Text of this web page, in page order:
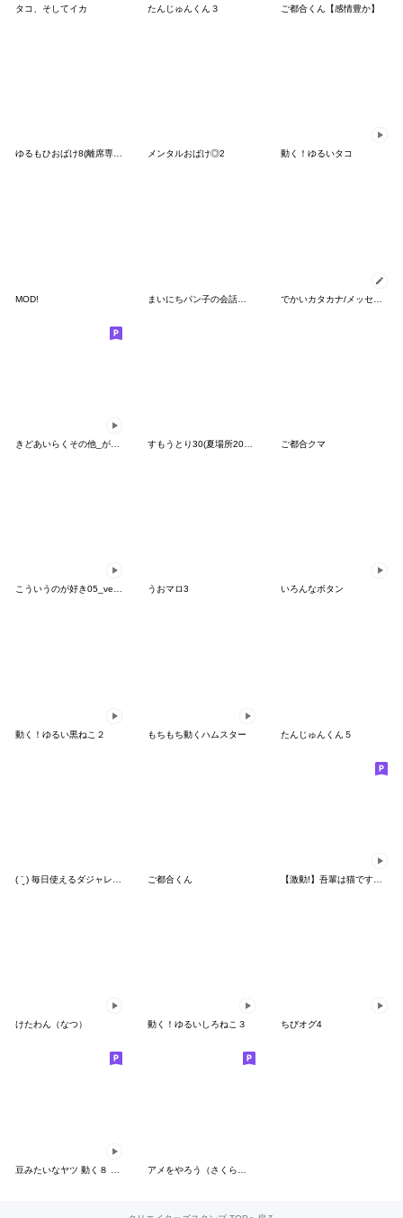
タコ、そしてイカ たんじゅんくん３ ご都合くん【感情豊か】
ゆるもひおばけ8(離席専用) メンタルおばけ◎2 動く！ゆるいタコ
MOD!
ご都合クマ
こういうのが好き05_ver2日常会話 うおマロ3 いろんなボタン
動く！ゆるい黒ねこ２ もちもち動くハムスター たんじゅんくん５
ご都合くん 【激動!】吾輩は猫です。19
けたわん（なつ） 動く！ゆるいしろねこ３ ちびオグ4